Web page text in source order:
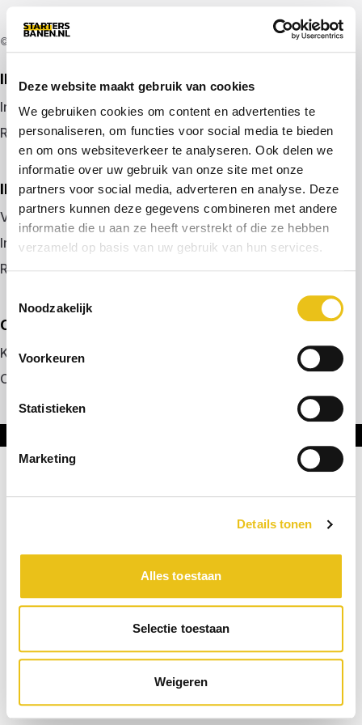
Deze website maakt gebruik van cookies
We gebruiken cookies om content en advertenties te
personaliseren, om functies voor social media te bieden
en om ons websiteverkeer te analyseren. Ook delen we
informatie over uw gebruik van onze site met onze
partners voor social media, adverteren en analyse. Deze
partners kunnen deze gegevens combineren met andere
informatie die u aan ze heeft verstrekt of die ze hebben
verzameld op basis van uw gebruik van hun services.
Noodzakelijk
Voorkeuren
Statistieken
Marketing
Details tonen
Alles toestaan
Selectie toestaan
Weigeren
© 2026 door startersbanen.nl
IK ZOEK EEN BAAN
Inloggen
Registreren
IK BEN WERKGEVER
Vacature plaatsen
Inloggen
Registreren
OVER ONS
Kennismaken met MELON
Contact